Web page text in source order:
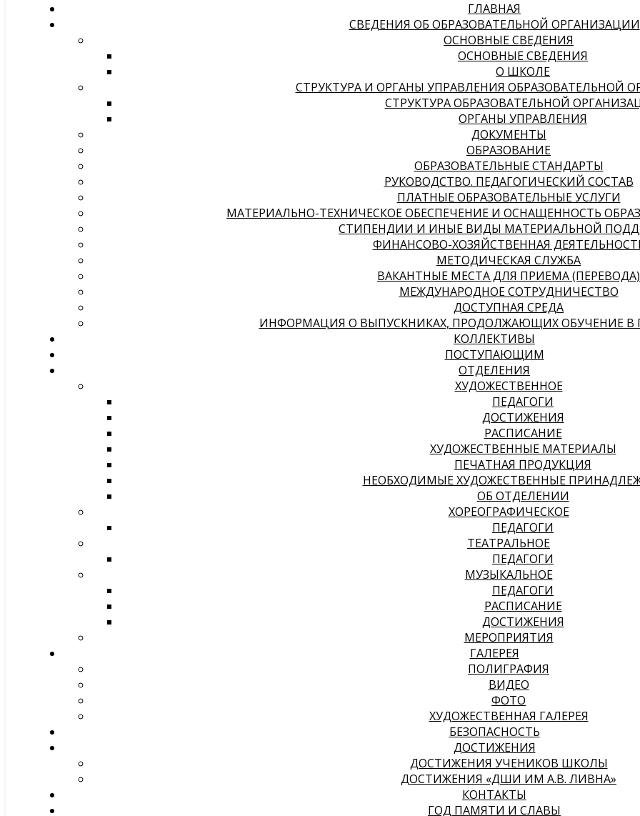
ГЛАВНАЯ
СВЕДЕНИЯ ОБ ОБРАЗОВАТЕЛЬНОЙ ОРГАНИЗАЦИИ
ОСНОВНЫЕ СВЕДЕНИЯ
ОСНОВНЫЕ СВЕДЕНИЯ
О ШКОЛЕ
СТРУКТУРА И ОРГАНЫ УПРАВЛЕНИЯ ОБРАЗОВАТЕЛЬНОЙ
СТРУКТУРА ОБРАЗОВАТЕЛЬНОЙ
ОРГАНЫ УПРАВЛЕНИЯ
ДОКУМЕНТЫ
ОБРАЗОВАНИЕ
ОБРАЗОВАТЕЛЬНЫЕ СТАНДАРТЫ
РУКОВОДСТВО. ПЕДАГОГИЧЕСКИЙ СОСТАВ
ПЛАТНЫЕ ОБРАЗОВАТЕЛЬНЫЕ УСЛУГИ
МАТЕРИАЛЬНО-ТЕХНИЧЕСКОЕ ОБЕСПЕЧЕНИЕ И ОСНАЩЕННОСТЬ
СТИПЕНДИИ И ИНЫЕ ВИДЫ МАТЕРИАЛЬНОЙ
ФИНАНСОВО-ХОЗЯЙСТВЕННАЯ
МЕТОДИЧЕСКАЯ СЛУЖБА
ВАКАНТНЫЕ МЕСТА ДЛЯ ПРИЕМА (ПЕРЕВОДА)
МЕЖДУНАРОДНОЕ СОТРУДНИЧЕСТВО
ДОСТУПНАЯ СРЕДА
ИНФОРМАЦИЯ О ВЫПУСКНИКАХ, ПРОДОЛЖАЮЩИХ ОБУЧЕНИЕ В
КОЛЛЕКТИВЫ
ПОСТУПАЮЩИМ
ОТДЕЛЕНИЯ
ХУДОЖЕСТВЕННОЕ
ПЕДАГОГИ
ДОСТИЖЕНИЯ
РАСПИСАНИЕ
ХУДОЖЕСТВЕННЫЕ МАТЕРИАЛЫ
ПЕЧАТНАЯ ПРОДУКЦИЯ
НЕОБХОДИМЫЕ ХУДОЖЕСТВЕННЫЕ
ОБ ОТДЕЛЕНИИ
ХОРЕОГРАФИЧЕСКОЕ
ПЕДАГОГИ
ТЕАТРАЛЬНОЕ
ПЕДАГОГИ
МУЗЫКАЛЬНОЕ
ПЕДАГОГИ
РАСПИСАНИЕ
ДОСТИЖЕНИЯ
МЕРОПРИЯТИЯ
ГАЛЕРЕЯ
ПОЛИГРАФИЯ
ВИДЕО
ФОТО
ХУДОЖЕСТВЕННАЯ ГАЛЕРЕЯ
БЕЗОПАСНОСТЬ
ДОСТИЖЕНИЯ
ДОСТИЖЕНИЯ УЧЕНИКОВ ШКОЛЫ
ДОСТИЖЕНИЯ «ДШИ ИМ А.В. ЛИВНА»
КОНТАКТЫ
ГОД ПАМЯТИ И СЛАВЫ